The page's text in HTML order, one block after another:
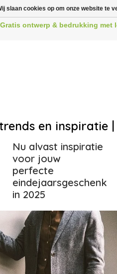
ontwerp & bedrukking met
en inspiratie |
Nu alvast inspiratie
voor jouw
perfecte
eindejaarsgeschenk
in 2025
slaan cookies op om onze website te